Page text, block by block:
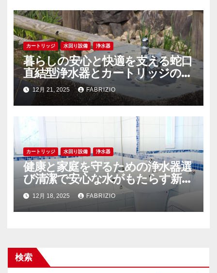
カートリッジ 水回り設備 浄水器
暮らしの安心と快適を支える蛇口
直結型浄水器とカートリッジの徹
底解説
12月 21, 2025 FABRIZIO
カートリッジ 水回り設備 浄水器
健康と家庭を守るための浄水器選
び清潔で安心な水がもたらす新し
い生活
12月 18, 2025 FABRIZIO
検索